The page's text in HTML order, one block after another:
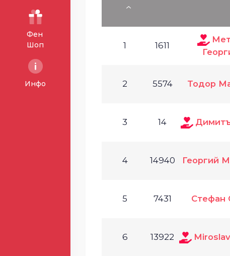
Фен
Шоп
Инфо
1 1611
2 5574 Тодор
3 14
4 14940 Георгий
5 7431 Стефан
6 13922